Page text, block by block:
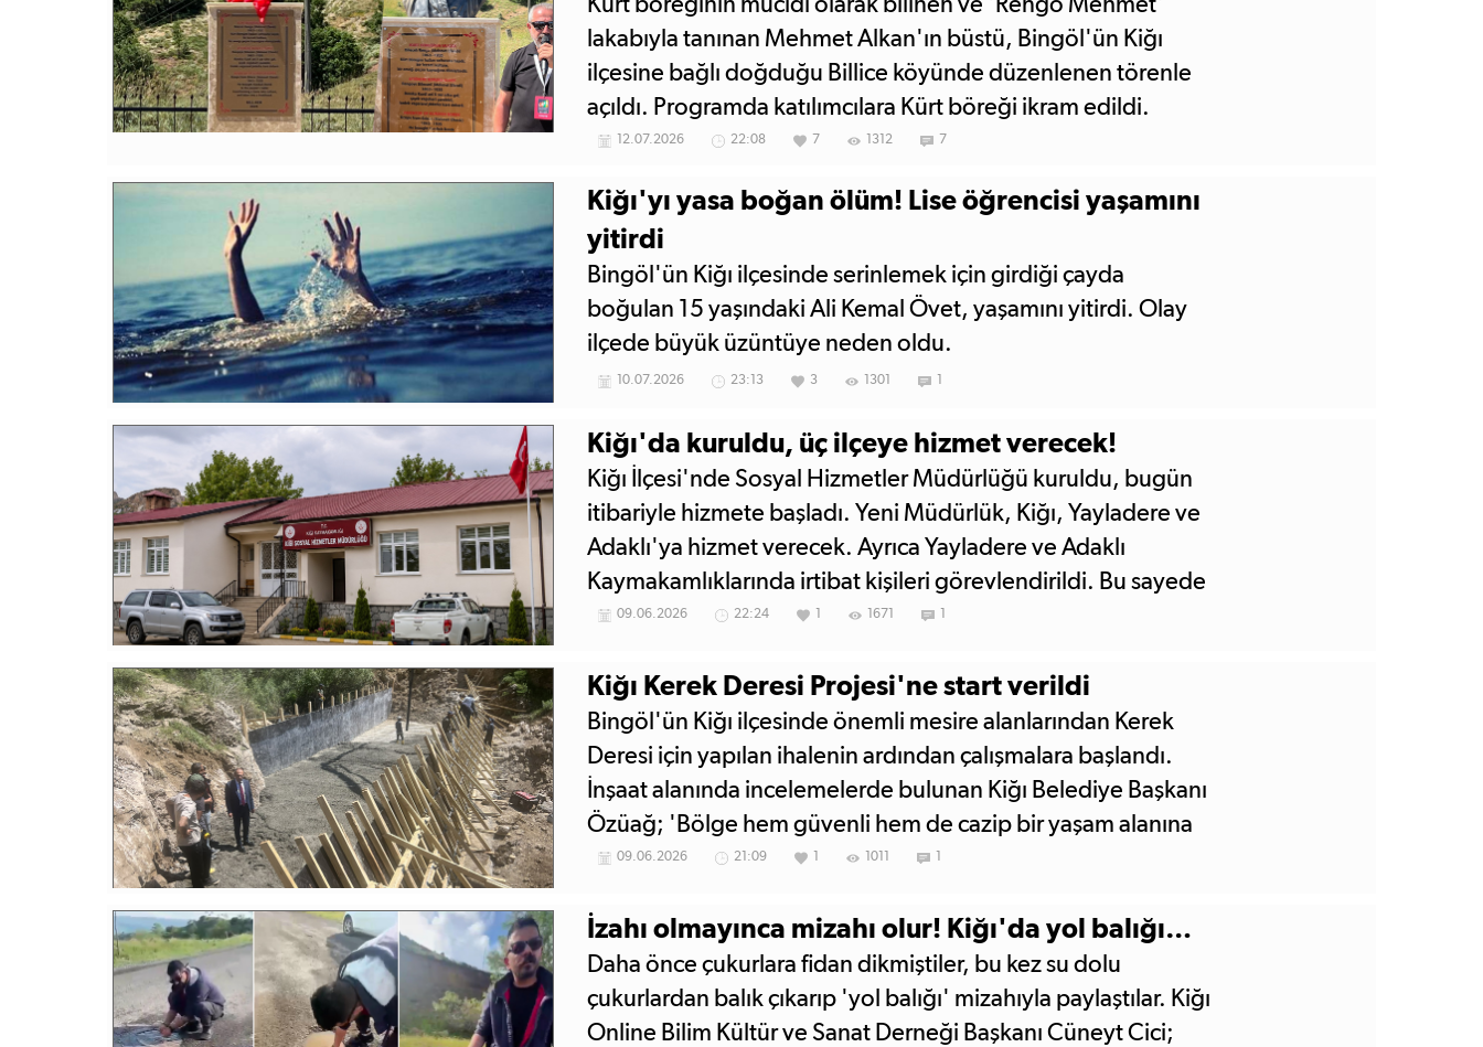
Kürt böreğinin mucidi olarak bilinen ve 'Rengo Mehmet'
lakabıyla tanınan Mehmet Alkan'ın büstü, Bingöl'ün Kiğı
ilçesine bağlı doğduğu Billice köyünde düzenlenen törenle
açıldı. Programda katılımcılara Kürt böreği ikram edildi.
12.07.2026 22:08 7 1312 7
Kiğı'yı yasa boğan ölüm! Lise öğrencisi yaşamını
yitirdi
Bingöl'ün Kiğı ilçesinde serinlemek için girdiği çayda
boğulan 15 yaşındaki Ali Kemal Övet, yaşamını yitirdi. Olay
ilçede büyük üzüntüye neden oldu.
10.07.2026 23:13 3 1301
Kiğı'da kuruldu, üç ilçeye hizmet verecek!
Kiğı İlçesi'nde Sosyal Hizmetler Müdürlüğü kuruldu, bugün
itibariyle hizmete başladı. Yeni Müdürlük, Kiğı, Yayladere ve
Adaklı'ya hizmet verecek. Ayrıca Yayladere ve Adaklı
Kaymakamlıklarında irtibat kişileri görevlendirildi. Bu sayede
ilçelerdeki vatandaşların il merkezine gelmesine gerek
09.06.2026 22:24 1671
Kiğı Kerek Deresi Projesi'ne start verildi
Bingöl'ün Kiğı ilçesinde önemli mesire alanlarından Kerek
Deresi için yapılan ihalenin ardından çalışmalara başlandı.
İnşaat alanında incelemelerde bulunan Kiğı Belediye Başkanı
Özüağ; 'Bölge hem güvenli hem de cazip bir yaşam alanına
dönüşecek' dedi.
09.06.2026 21:09 1011
İzahı olmayınca mizahı olur! Kiğı'da yol balığı…
Daha önce çukurlara fidan dikmiştiler, bu kez su dolu
çukurlardan balık çıkarıp 'yol balığı' mizahıyla paylaştılar. Kiğı
Online Bilim Kültür ve Sanat Derneği Başkanı Cüneyt Cici;